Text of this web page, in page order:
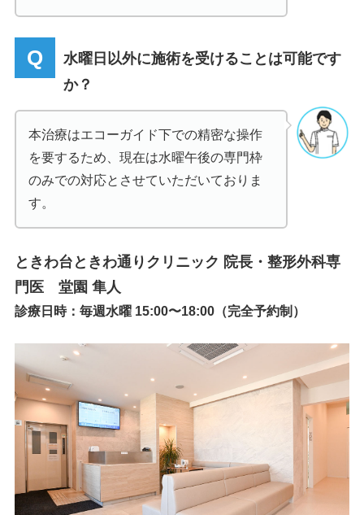
水曜日以外に施術を受けることは可能です
か？
本治療はエコーガイド下での精密な操作
を要するため、現在は水曜午後の専門枠
のみでの対応とさせていただいておりま
す。
ときわ台ときわ通りクリニック 院長・整形外科専
門医 堂園 隼人
診療日時：毎週水曜 15:00〜18:00（完全予約制）